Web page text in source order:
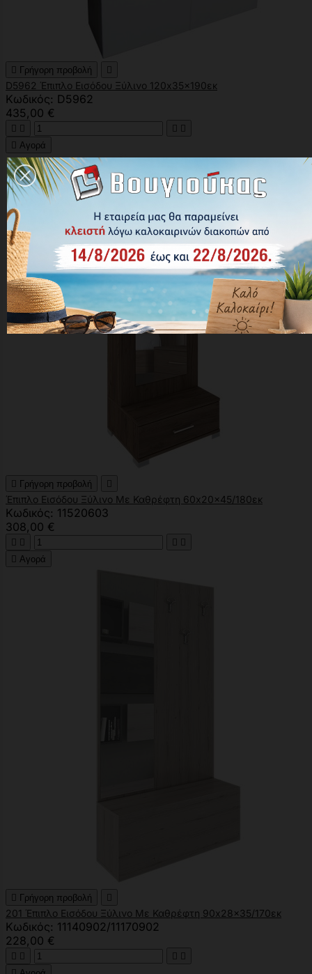
 Γρήγορη προβολή 
D5962 Έπιπλο Εισόδου Ξύλινο 120x35x190εκ
Κωδικός: D5962
435,00 €
   
 Αγορά
 Γρήγορη προβολή 
Έπιπλο Εισόδου Ξύλινο Με Καθρέφτη 60x20x45/180εκ
Κωδικός: 11520603
308,00 €
   
 Αγορά
 Γρήγορη προβολή 
201 Έπιπλο Εισόδου Ξύλινο Με Καθρέφτη 90x28x35/170εκ
Κωδικός: 11140902/11170902
228,00 €
   